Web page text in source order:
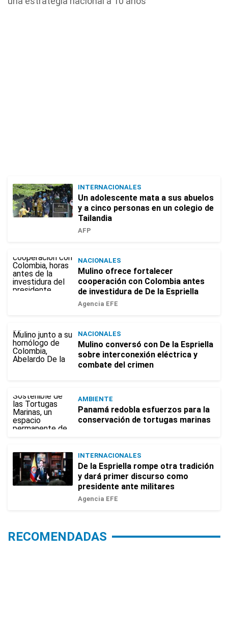
INTERNACIONALES
Un adolescente mata a sus abuelos
y a cinco personas en un colegio de
Tailandia
AFP
NACIONALES
Mulino ofrece fortalecer
cooperación con Colombia antes
de investidura de De la Espriella
Agencia EFE
NACIONALES
Mulino conversó con De la Espriella
sobre interconexión eléctrica y
combate del crimen
AMBIENTE
Panamá redobla esfuerzos para la
conservación de tortugas marinas
INTERNACIONALES
De la Espriella rompe otra tradición
y dará primer discurso como
presidente ante militares
Agencia EFE
RECOMENDADAS